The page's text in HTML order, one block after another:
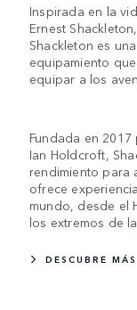
Inspirada en la
Ernest
Shackleton es
equipamiento
equipar a los
Fundada en
Ian Holdcroft,
rendimiento para
ofrece
mundo, desde el
los extremos de
DESCUBRE MÁS